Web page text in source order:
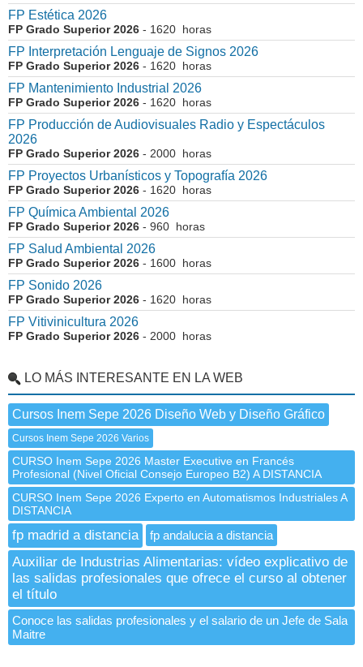
FP Estética 2026
FP Grado Superior 2026 - 1620 horas
FP Interpretación Lenguaje de Signos 2026
FP Grado Superior 2026 - 1620 horas
FP Mantenimiento Industrial 2026
FP Grado Superior 2026 - 1620 horas
FP Producción de Audiovisuales Radio y Espectáculos
2026
FP Grado Superior 2026 - 2000 horas
FP Proyectos Urbanísticos y Topografía 2026
FP Grado Superior 2026 - 1620 horas
FP Química Ambiental 2026
FP Grado Superior 2026 - 960 horas
FP Salud Ambiental 2026
FP Grado Superior 2026 - 1600 horas
FP Sonido 2026
FP Grado Superior 2026 - 1620 horas
FP Vitivinicultura 2026
FP Grado Superior 2026 - 2000 horas
LO MÁS INTERESANTE EN LA WEB
Cursos Inem Sepe 2026 Diseño Web y Diseño Gráfico
Cursos Inem Sepe 2026 Varios
CURSO Inem Sepe 2026 Master Executive en Francés
Profesional (Nivel Oficial Consejo Europeo B2) A DISTANCIA
CURSO Inem Sepe 2026 Experto en Automatismos Industriales A
DISTANCIA
fp madrid a distancia fp andalucia a distancia
Auxiliar de Industrias Alimentarias: vídeo explicativo de
las salidas profesionales que ofrece el curso al obtener
el título
Conoce las salidas profesionales y el salario de un Jefe de Sala
Maitre